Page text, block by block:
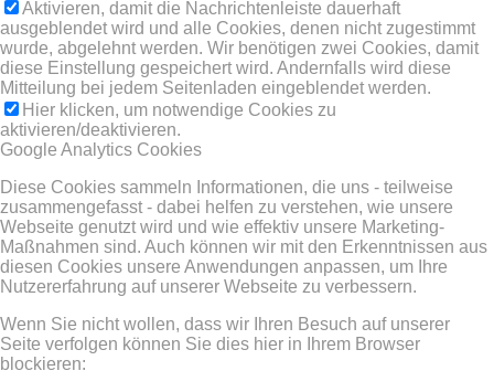
Aktivieren, damit die Nachrichtenleiste dauerhaft
ausgeblendet wird und alle Cookies, denen nicht zugestimmt
wurde, abgelehnt werden. Wir benötigen zwei Cookies, damit
diese Einstellung gespeichert wird. Andernfalls wird diese
Mitteilung bei jedem Seitenladen eingeblendet werden.
Hier klicken, um notwendige Cookies zu
aktivieren/deaktivieren.
Google Analytics Cookies
Diese Cookies sammeln Informationen, die uns - teilweise
zusammengefasst - dabei helfen zu verstehen, wie unsere
Webseite genutzt wird und wie effektiv unsere Marketing-
Maßnahmen sind. Auch können wir mit den Erkenntnissen aus
diesen Cookies unsere Anwendungen anpassen, um Ihre
Nutzererfahrung auf unserer Webseite zu verbessern.
Wenn Sie nicht wollen, dass wir Ihren Besuch auf unserer
Seite verfolgen können Sie dies hier in Ihrem Browser
blockieren: